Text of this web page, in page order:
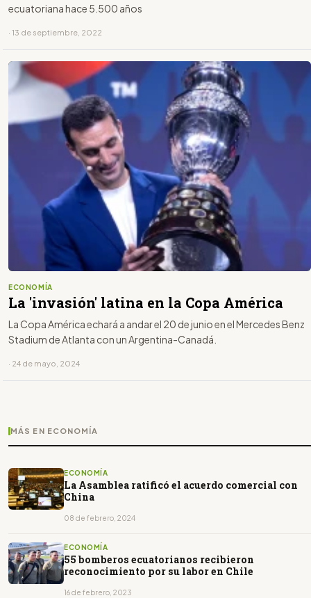
ecuatoriana hace 5.500 años
· 13 de septiembre, 2022
ECONOMÍA
La 'invasión' latina en la Copa América
La Copa América echará a andar el 20 de junio en el Mercedes Benz
Stadium de Atlanta con un Argentina-Canadá.
· 24 de mayo, 2024
MÁS EN ECONOMÍA
ECONOMÍA
La Asamblea ratificó el acuerdo comercial con
China
08 de febrero, 2024
ECONOMÍA
55 bomberos ecuatorianos recibieron
reconocimiento por su labor en Chile
16 de febrero, 2023